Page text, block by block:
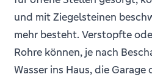
und mit Ziegelsteinen
mehr besteht. Verstopfte
Rohre können, je nach
Wasser ins Haus, die